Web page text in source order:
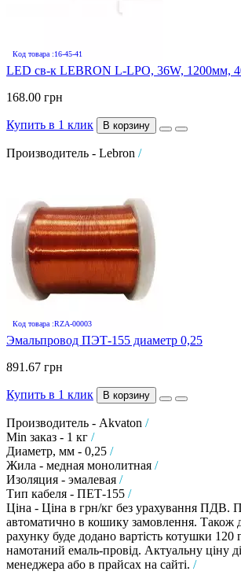
Код товара :16-45-41
LED св-к LEBRON L-LPO, 36W, 1200мм,
168.00 грн
Купить в 1 клик В корзину
Производитель - Lebron /
Код товара :RZA-00003
Эмальпровод ПЭТ-155 диаметр 0,25
891.67 грн
Купить в 1 клик В корзину
Производитель - Akvaton /
Min заказ - 1 кг /
Диаметр, мм - 0,25 /
Жила - медная монолитная /
Изоляция - эмалевая /
Тип кабеля - ПЕТ-155 /
Ціна - Ціна в грн/кг без урахування ПДВ.
автоматично в кошику замовлення. Також
рахунку буде додано вартість котушки
намотаний емаль-провід. Актуальну ціну
менеджера або в прайсах на сайті. /